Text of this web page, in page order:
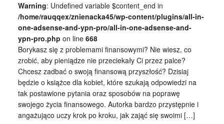
Warning: Undefined variable $content_end in
/home/rauqqex/znienacka45/wp-content/plugins/all-in-
one-adsense-and-ypn-pro/all-in-one-adsense-and-
ypn-pro.php on line 668
Borykasz się z problemami finansowymi? Nie wiesz, co
zrobić, aby pieniądze nie przeciekały Ci przez palce?
Chcesz zadbać o swoją finansową przyszłość? Dzisiaj
będzie o książce dla kobiet, które szukają odpowiedzi na
tak postawione pytania oraz sposobów na poprawę
swojego życia finansowego. Autorka bardzo przystępnie i
angażująco uczy krok po kroku, jak zająć się swoimi […]